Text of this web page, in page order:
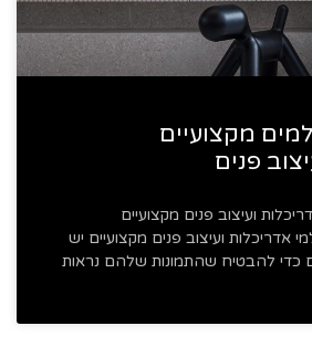
מקצועיים
פנים
ועיצוב פנים מקצועיים
ועיצוב פנים מקצועיים יש
כדי להבטיח שהתמונות שלהם נראות